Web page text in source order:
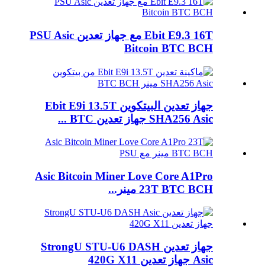
Ebit E9.3 16T مع جهاز تعدين PSU Asic
Bitcoin BTC BCH
جهاز تعدين البيتكوين Ebit E9i 13.5T
SHA256 Asic جهاز تعدين BTC ...
Asic Bitcoin Miner Love Core A1Pro
23T BTC BCH مينر...
جهاز تعدين StrongU STU-U6 DASH
Asic جهاز تعدين 420G X11